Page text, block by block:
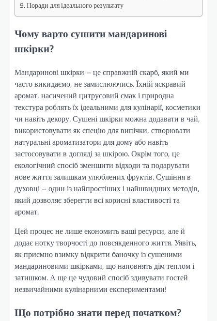
Поради для ідеального результату
Чому варто сушити мандаринові
шкірки?
Мандаринові шкірки – це справжній скарб, який ми
часто викидаємо, не замислюючись. Їхній яскравий
аромат, насичений цитрусовий смак і природна
текстура роблять їх ідеальними для кулінарії, косметики
чи навіть декору. Сушені шкірки можна додавати в чай,
використовувати як спецію для випічки, створювати
натуральні ароматизатори для дому або навіть
застосовувати в догляді за шкірою. Окрім того, це
екологічний спосіб зменшити відходи та подарувати
нове життя залишкам улюблених фруктів. Сушіння в
духовці – один із найпростіших і найшвидших методів,
який дозволяє зберегти всі корисні властивості та
аромат.
Цей процес не лише економить ваші ресурси, але й
додає нотку творчості до повсякденного життя. Уявіть,
як приємно взимку відкрити баночку із сушеними
мандариновими шкірками, що наповнять дім теплом і
затишком. А ще це чудовий спосіб здивувати гостей
незвичайними кулінарними експериментами!
Що потрібно знати перед початком?